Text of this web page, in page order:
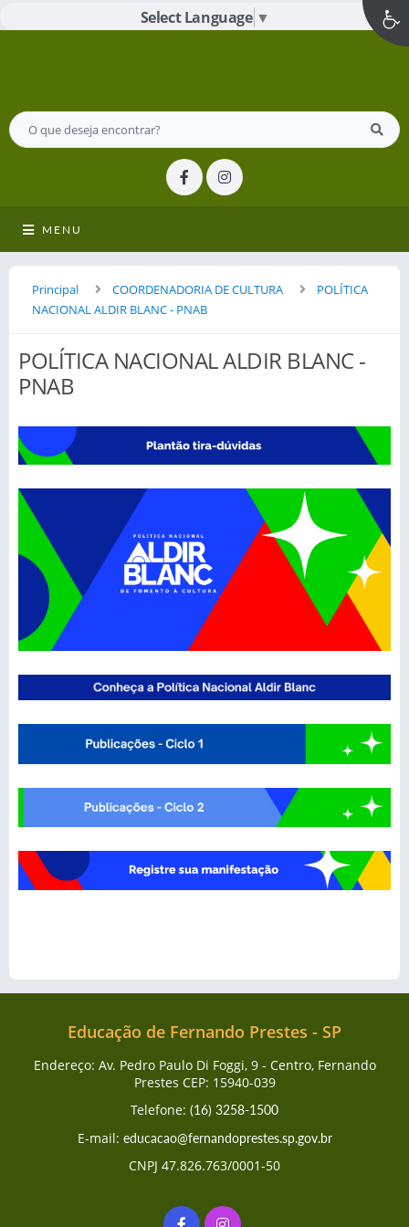
Select Language ▼
MENU
Principal COORDENADORIA DE CULTURA
POLÍTICA
NACIONAL ALDIR BLANC - PNAB
POLÍTICA NACIONAL ALDIR BLANC -
PNAB
Educação de Fernando Prestes - SP
Endereço: Av. Pedro Paulo Di Foggi, 9 - Centro, Fernando
Prestes CEP: 15940-039
Telefone: (16) 3258-1500
E-mail: educacao@fernandoprestes.sp.gov.br
CNPJ 47.826.763/0001-50